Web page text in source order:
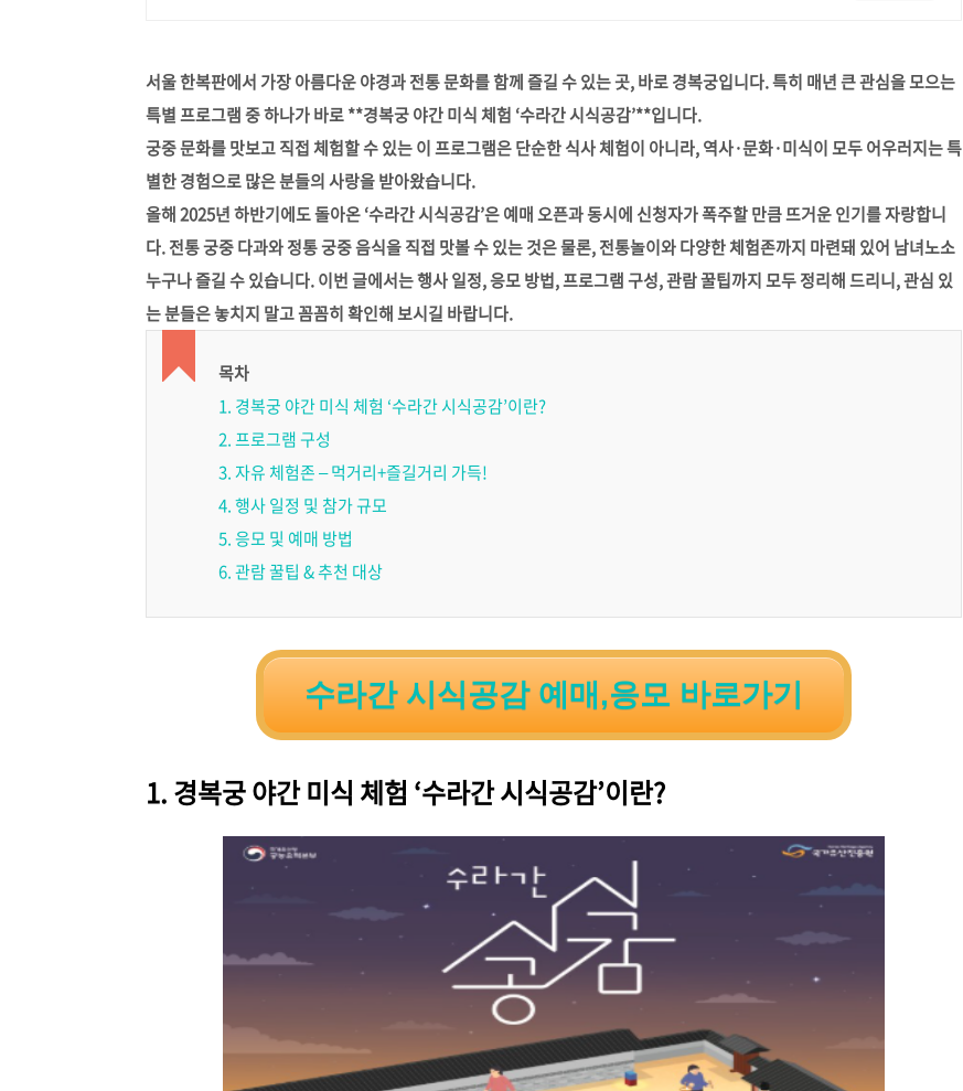
서울 한복판에서 가장 아름다운 야경과 전통 문화를 함께 즐길 수 있는 곳, 바로 경복궁입니다. 특히 매년 큰 관심을 모으는
특별 프로그램 중 하나가 바로 **경복궁 야간 미식 체험 ‘수라간 시식공감’**입니다.
궁중 문화를 맛보고 직접 체험할 수 있는 이 프로그램은 단순한 식사 체험이 아니라, 역사·문화·미식이 모두 어우러지는 특
별한 경험으로 많은 분들의 사랑을 받아왔습니다.
올해 2025년 하반기에도 돌아온 ‘수라간 시식공감’은 예매 오픈과 동시에 신청자가 폭주할 만큼 뜨거운 인기를 자랑합니
다. 전통 궁중 다과와 정통 궁중 음식을 직접 맛볼 수 있는 것은 물론, 전통놀이와 다양한 체험존까지 마련돼 있어 남녀노소
누구나 즐길 수 있습니다. 이번 글에서는 행사 일정, 응모 방법, 프로그램 구성, 관람 꿀팁까지 모두 정리해 드리니, 관심 있
는 분들은 놓치지 말고 꼼꼼히 확인해 보시길 바랍니다.
목차
1. 경복궁 야간 미식 체험 ‘수라간 시식공감’이란?
2. 프로그램 구성
3. 자유 체험존 – 먹거리+즐길거리 가득!
4. 행사 일정 및 참가 규모
5. 응모 및 예매 방법
6. 관람 꿀팁 & 추천 대상
수라간 시식공감 예매,응모 바로가기
1. 경복궁 야간 미식 체험 ‘수라간 시식공감’이란?